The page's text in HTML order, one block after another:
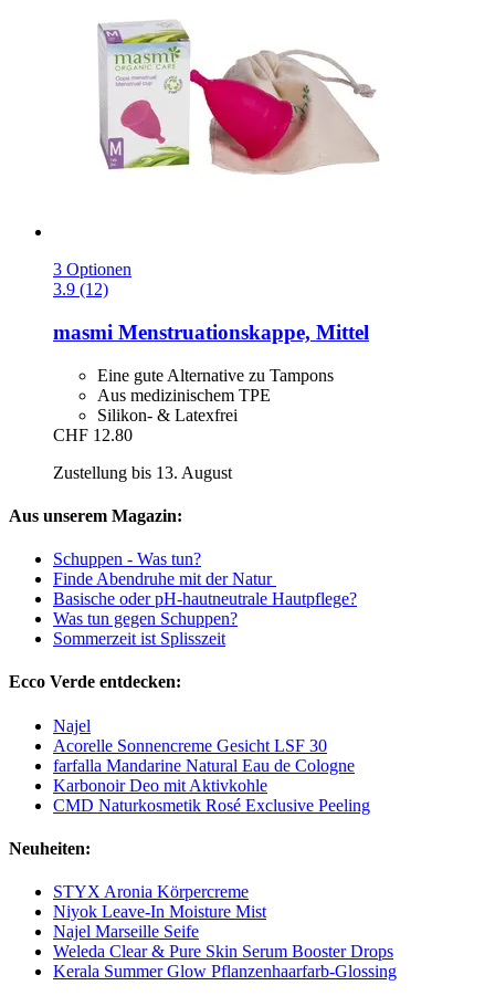
3 Optionen
3.9 (12)
masmi Menstruationskappe, Mittel
Eine gute Alternative zu Tampons
Aus medizinischem TPE
Silikon- & Latexfrei
CHF 12.80
Zustellung bis 13. August
Aus unserem Magazin:
Schuppen - Was tun?
Finde Abendruhe mit der Natur
Basische oder pH-hautneutrale Hautpflege?
Was tun gegen Schuppen?
Sommerzeit ist Splisszeit
Ecco Verde entdecken:
Najel
Acorelle Sonnencreme Gesicht LSF 30
farfalla Mandarine Natural Eau de Cologne
Karbonoir Deo mit Aktivkohle
CMD Naturkosmetik Rosé Exclusive Peeling
Neuheiten:
STYX Aronia Körpercreme
Niyok Leave-In Moisture Mist
Najel Marseille Seife
Weleda Clear & Pure Skin Serum Booster Drops
Kerala Summer Glow Pflanzenhaarfarb-Glossing